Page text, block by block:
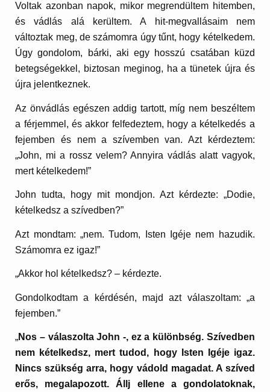
Voltak azonban napok, mikor megrendültem hitemben,
és vádlás alá kerültem. A hit-megvallásaim nem
változtak meg, de számomra úgy tűnt, hogy kételkedem.
Úgy gondolom, bárki, aki egy hosszú csatában küzd
betegségekkel, biztosan meginog, ha a tünetek újra és
újra jelentkeznek.
Az önvádlás egészen addig tartott, míg nem beszéltem
a férjemmel, és akkor felfedeztem, hogy a kételkedés a
fejemben és nem a szívemben van. Azt kérdeztem:
„John, mi a rossz velem? Annyira vádlás alatt vagyok,
mert kételkedem!”
John tudta, hogy mit mondjon. Azt kérdezte: „Dodie,
kételkedsz a szívedben?”
Azt mondtam: „nem. Tudom, Isten Igéje nem hazudik.
Számomra ez igaz!”
„Akkor hol kételkedsz? – kérdezte.
Gondolkodtam a kérdésén, majd azt válaszoltam: „a
fejemben.”
„Nos – válaszolta John -, ez a különbség. Szívedben
nem kételkedsz, mert tudod, hogy Isten Igéje igaz.
Nincs szükség arra, hogy vádold magadat. A szíved
erős, megalapozott. Állj ellene a gondolatoknak,